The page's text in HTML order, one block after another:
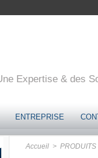
Expertise & des
ENTREPRISE
Accueil > PRODUITS